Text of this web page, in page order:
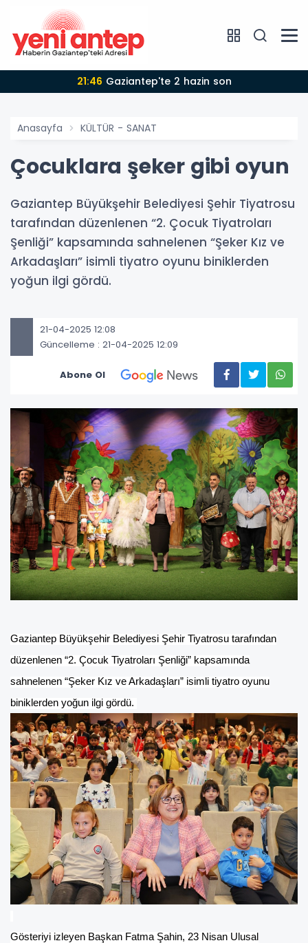
21:46 Gaziantep'te 2 hazin son
Anasayfa KÜLTÜR - SANAT
Çocuklara şeker gibi oyun
Gaziantep Büyükşehir Belediyesi Şehir Tiyatrosu
tarafından düzenlenen “2. Çocuk Tiyatroları
Şenliği” kapsamında sahnelenen “Şeker Kız ve
Arkadaşları” isimli tiyatro oyunu biniklerden
yoğun ilgi gördü.
21-04-2025 12:08
Güncelleme : 21-04-2025 12:09
Abone Ol
Gaziantep Büyükşehir Belediyesi Şehir Tiyatrosu tarafından
düzenlenen “2. Çocuk Tiyatroları Şenliği” kapsamında
sahnelenen “Şeker Kız ve Arkadaşları” isimli tiyatro oyunu
biniklerden yoğun ilgi gördü.
Gösteriyi izleyen Başkan Fatma Şahin, 23 Nisan Ulusal